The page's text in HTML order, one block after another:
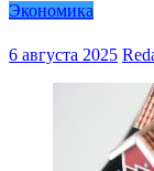
Экономика
6 августа 2025